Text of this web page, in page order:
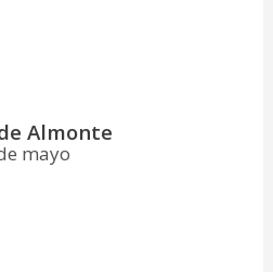
Almonte
mayo